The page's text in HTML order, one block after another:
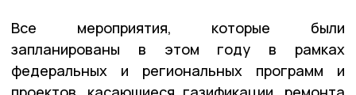
Все мероприятия, которые были
запланированы в этом году в рамках
федеральных и региональных программ и